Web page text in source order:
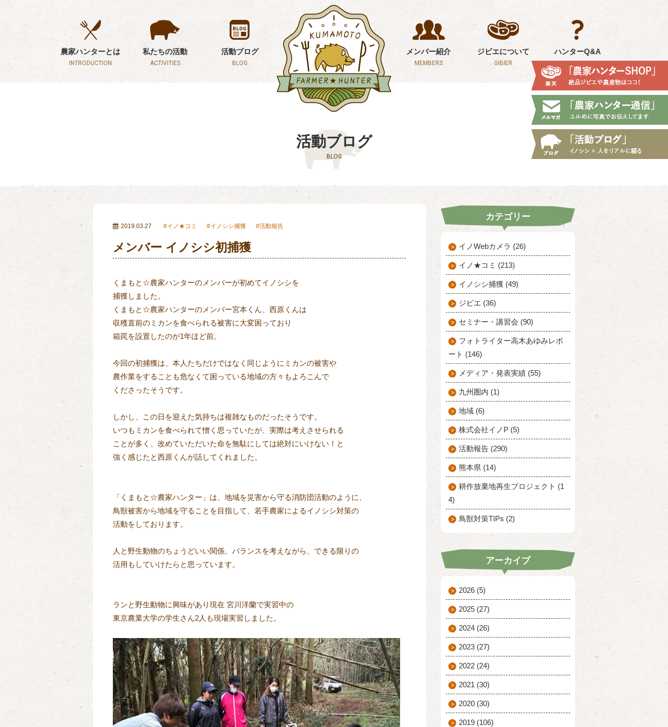
農家ハンターとは
INTRODUCTION
私たちの活動
ACTIVITIES
活動ブログ
BLOG
メンバー紹介
MEMBERS
ジビエについて
GIBIER
ハンターQ&A
活動ブログ
BLOG
2019.03.27 イノ★コミ イノシシ捕獲 活動報告
メンバー イノシシ初捕獲
くまもと☆農家ハンターのメンバーが初めてイノシシを
捕獲しました。
くまもと☆農家ハンターのメンバー宮本くん、西原くんは
収穫直前のミカンを食べられる被害に大変困っており
箱罠を設置したのが1年ほど前。
今回の初捕獲は、本人たちだけではなく同じようにミカンの被害や
農作業をすることも危なくて困っている地域の方々もよろこんで
くださったそうです。
しかし、この日を迎えた気持ちは複雑なものだったそうです。
いつもミカンを食べられて憎く思っていたが、実際は考えさせられる
ことが多く、改めていただいた命を無駄にしては絶対にいけない！と
強く感じたと西原くんが話してくれました。
「くまもと☆農家ハンター」は、地域を災害から守る消防団活動のように、
鳥獣被害から地域を守ることを目指して、若手農家によるイノシシ対策の
活動をしております。
人と野生動物のちょうどいい関係、バランスを考えながら、できる限りの
活用もしていけたらと思っています。
ランと野生動物に興味があり現在 宮川洋蘭で実習中の
東京農業大学の学生さん2人も現場実習しました。
カテゴリー
イノWebカメラ (26)
イノ★コミ (213)
イノシシ捕獲 (49)
ジビエ (36)
セミナー・講習会 (90)
フォトライター高木あゆみレポ
ート (146)
メディア・発表実績 (55)
九州圏内 (1)
地域 (6)
株式会社イノP (5)
活動報告 (290)
熊本県 (14)
耕作放棄地再生プロジェクト (1
4)
鳥獣対策TIPs (2)
アーカイブ
2026 (5)
2025 (27)
2024 (26)
2023 (27)
2022 (24)
2021 (30)
2020 (30)
2019 (106)